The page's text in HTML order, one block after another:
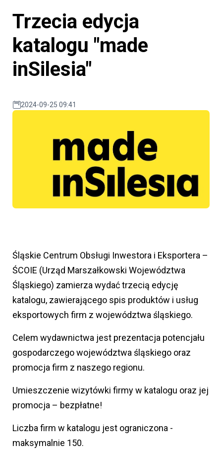
Trzecia edycja
katalogu "made
inSilesia"
2024-09-25 09:41
Śląskie Centrum Obsługi Inwestora i Eksportera –
ŚCOIE (Urząd Marszałkowski Województwa
Śląskiego) zamierza wydać trzecią edycję
katalogu, zawierającego spis produktów i usług
eksportowych firm z województwa śląskiego.
Celem wydawnictwa jest prezentacja potencjału
gospodarczego województwa śląskiego oraz
promocja firm z naszego regionu.
Umieszczenie wizytówki firmy w katalogu oraz jej
promocja – bezpłatne!
Liczba firm w katalogu jest ograniczona -
maksymalnie 150.